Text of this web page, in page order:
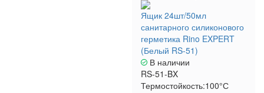
Ящик 24шт/50мл
санитарного силиконового
герметика Rino EXPERT
(Белый RS-51)
В наличии
RS-51-BX
Термостойкость:100°С